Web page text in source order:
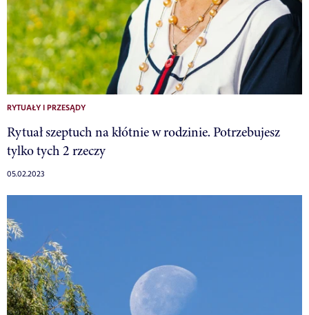
RYTUAŁY I PRZESĄDY
Rytuał szeptuch na kłótnie w rodzinie. Potrzebujesz
tylko tych 2 rzeczy
05.02.2023